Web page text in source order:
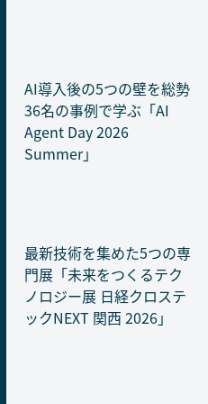
AI導入後の5つの壁を総勢
36名の事例で学ぶ「AI
Agent Day 2026
Summer」
最新技術を集めた5つの専
門展「未来をつくるテク
ノロジー展 日経クロステ
ックNEXT 関西 2026」